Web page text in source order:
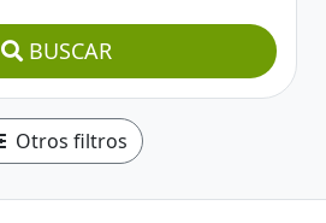
BUSCAR
Otros filtros